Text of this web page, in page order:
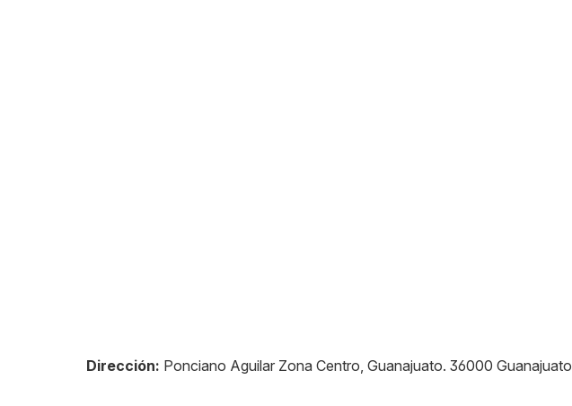
Dirección: Ponciano Aguilar Zona Centro, Guanajuato. 36000 Guanajuato